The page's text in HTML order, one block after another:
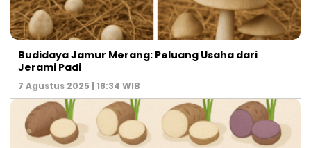
Budidaya Jamur Merang: Peluang Usaha dari
Jerami Padi
7 Agustus 2025 | 18:34 WIB